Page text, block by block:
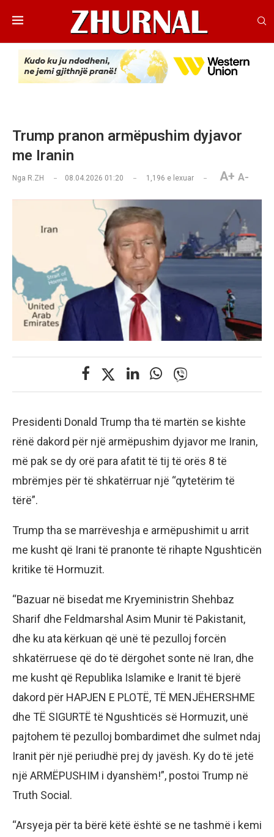
Trump pranon armëpushim dyjavor
me Iranin
Nga R.ZH 08.04.2026 01:20 1,196 e lexuar A+ A-
Presidenti Donald Trump tha të martën se kishte
rënë dakord për një armëpushim dyjavor me Iranin,
më pak se dy orë para afatit të tij të orës 8 të
mbrëmjes për të shkatërruar një “qytetërim të
tërë”.
Trump tha se marrëveshja e armëpushimit u arrit
me kusht që Irani të pranonte të rihapte Ngushticën
kritike të Hormuzit.
“Bazuar në bisedat me Kryeministrin Shehbaz
Sharif dhe Feldmarshal Asim Munir të Pakistanit,
dhe ku ata kërkuan që unë të pezulloj forcën
shkatërruese që do të dërgohet sonte në Iran, dhe
me kusht që Republika Islamike e Iranit të bjerë
dakord për HAPJEN E PLOTË, TË MENJËHERSHME
dhe TË SIGURTË të Ngushticës së Hormuzit, unë
pajtohem të pezulloj bombardimet dhe sulmet ndaj
Iranit për një periudhë prej dy javësh. Ky do të jetë
një ARMËPUSHIM i dyanshëm!”, postoi Trump në
Truth Social.
“Arsyeja për ta bërë këtë është se ne tashmë i kemi